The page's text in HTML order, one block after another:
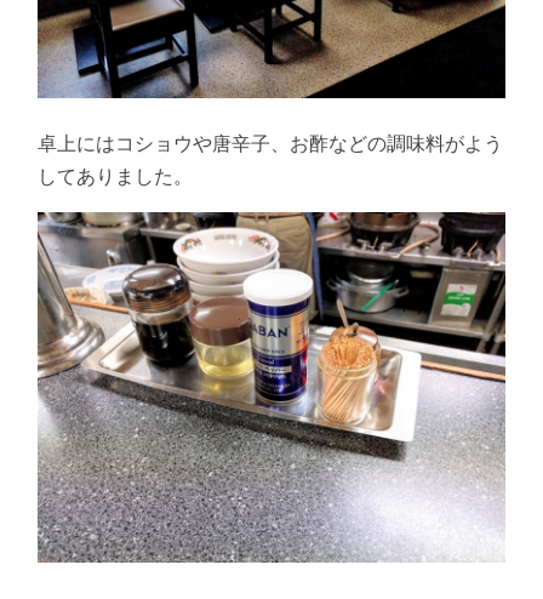
卓上にはコショウや唐辛子、お酢などの調味料がよう
してありました。